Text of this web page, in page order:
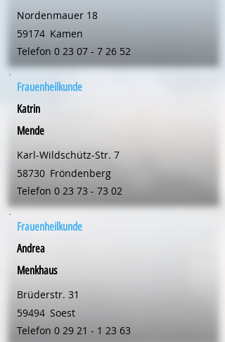
Nordenmauer 18
59174 Kamen
Telefon 0 23 07 - 7 26 52
Frauenheilkunde
Katrin
Mende
Karl-Wildschütz-Str. 7
58730 Fröndenberg
Telefon 0 23 73 - 73 02
Frauenheilkunde
Andrea
Menkhaus
Brüderstr. 31
59494 Soest
Telefon 0 29 21 - 1 23 63